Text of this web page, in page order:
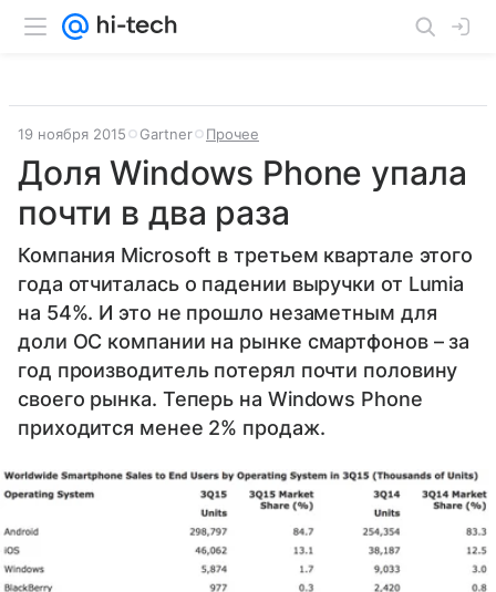
19 ноября 2015 Gartner Прочее
Доля Windows Phone упала
почти в два раза
Компания Microsoft в третьем квартале этого
года отчиталась о падении выручки от Lumia
на 54%. И это не прошло незаметным для
доли ОС компании на рынке смартфонов – за
год производитель потерял почти половину
своего рынка. Теперь на Windows Phone
приходится менее 2% продаж.